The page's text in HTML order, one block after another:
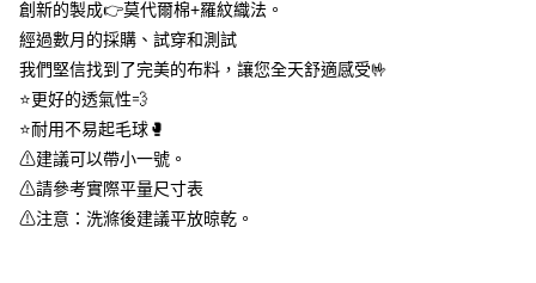
台新國際商業銀行
台灣樂天信用卡公司
全盈+PAY
AFTEE先享後付
相關說明
【關於「AFTEE先享後付」】
便利好安心！
１．簡單：不需註冊會員、不需綁卡、不需儲值。
２．便利：只要手機號碼，簡訊認證，即可結帳。
３．安心：先確認商品／服務後，再付款。
ATM付款
運送方式
創新的製成👉莫代爾棉+羅紋織法。
經過數月的採購、試穿和測試
我們堅信找到了完美的布料，讓您全天舒適感受🤟
⭐更好的透氣性💨
⭐耐用不易起毛球🥊
⚠建議可以帶小一號。
⚠請參考實際平量尺寸表
⚠注意：洗滌後建議平放晾乾。